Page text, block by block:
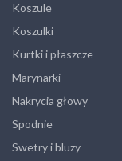
Koszule
Koszulki
Kurtki i płaszcze
Marynarki
Nakrycia głowy
Spodnie
Swetry i bluzy